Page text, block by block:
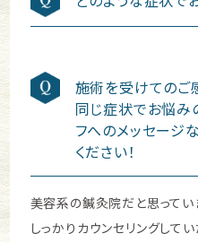
施術を受けてのご
同じ症状でお悩み
フへのメッセージ
ください！
美容系の鍼灸院だと思ってい
しっかりカウンセリングして